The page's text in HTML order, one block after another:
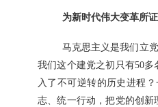
为新时代伟大变革所
马克思主义是我们立
我们这个建党之初只有50
入了不可逆转的历史进程
志、统一行动，把党的创